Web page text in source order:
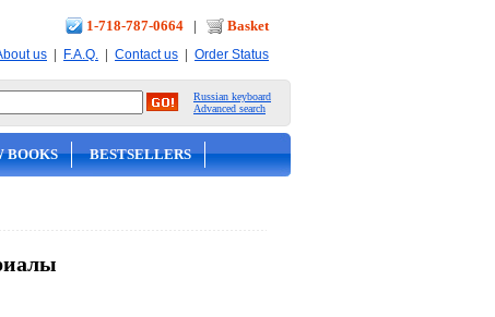
1-718-787-0664 | Basket
us | F.A.Q. | Contact us | Order Status
Russian keyboard
Advanced search
BOOKS BESTSELLERS